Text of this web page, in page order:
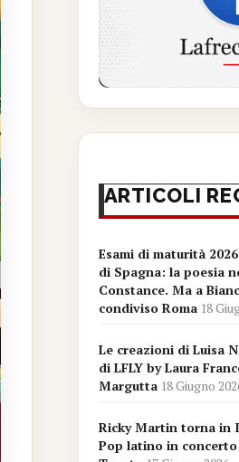
ARTICOLI
Esami di maturità
di Spagna: la poesia
Constance. Ma a
condiviso Roma 18
Le creazioni di Luisa
di LFLY by Laura
Margutta 18 Giugno
Ricky Martin torna in
Pop latino in